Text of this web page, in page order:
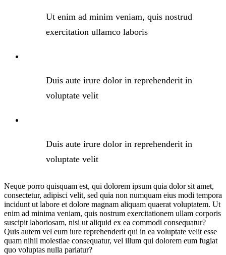
Ut enim ad minim veniam, quis nostrud
exercitation ullamco laboris
Duis aute irure dolor in reprehenderit in
voluptate velit
Duis aute irure dolor in reprehenderit in
voluptate velit
Neque porro quisquam est, qui dolorem ipsum quia dolor sit amet,
consectetur, adipisci velit, sed quia non numquam eius modi tempora
incidunt ut labore et dolore magnam aliquam quaerat voluptatem. Ut
enim ad minima veniam, quis nostrum exercitationem ullam corporis
suscipit laboriosam, nisi ut aliquid ex ea commodi consequatur?
Quis autem vel eum iure reprehenderit qui in ea voluptate velit esse
quam nihil molestiae consequatur, vel illum qui dolorem eum fugiat
quo voluptas nulla pariatur?